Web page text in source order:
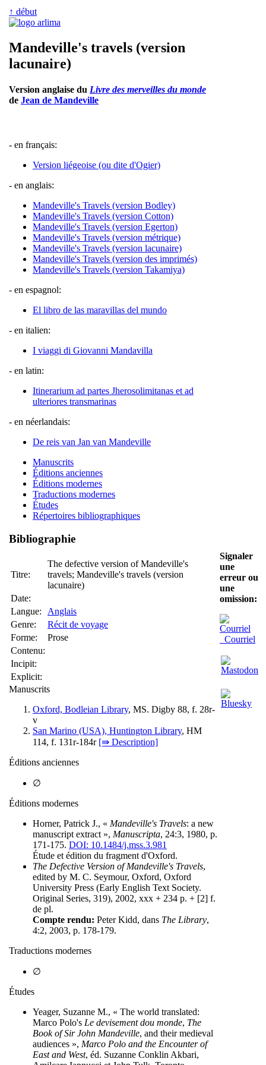
↑ début
Mandeville's travels (version
lacunaire)
Version anglaise du Livre des merveilles du monde
de Jean de Mandeville
- en français:
Version liégeoise (ou dite d'Ogier)
- en anglais:
Mandeville's Travels (version Bodley)
Mandeville's Travels (version Cotton)
Mandeville's Travels (version Egerton)
Mandeville's Travels (version métrique)
Mandeville's Travels (version lacunaire)
Mandeville's Travels (version des imprimés)
Mandeville's Travels (version Takamiya)
- en espagnol:
El libro de las maravillas del mundo
- en italien:
I viaggi di Giovanni Mandavilla
- en latin:
Itinerarium ad partes Jherosolimitanas et ad
ulteriores transmarinas
- en néerlandais:
De reis van Jan van Mandeville
Manuscrits
Éditions anciennes
Éditions modernes
Traductions modernes
Études
Répertoires bibliographiques
Bibliographie
Titre:
The defective version of Mandeville's
travels; Mandeville's travels (version
lacunaire)
Date:
Langue:
Anglais
Genre:
Récit de voyage
Forme:
Prose
Contenu:
Incipit:
Explicit:
Manuscrits
Oxford, Bodleian Library, MS. Digby 88, f. 28r-
v
San Marino (USA), Huntington Library, HM
114, f. 131r-184r [⇛ Description]
Éditions anciennes
∅
Éditions modernes
Horner, Patrick J., « Mandeville's Travels: a new
manuscript extract », Manuscripta, 24:3, 1980, p.
171-175. DOI: 10.1484/j.mss.3.981
Étude et édition du fragment d'Oxford.
The Defective Version of Mandeville's Travels,
edited by M. C. Seymour, Oxford, Oxford
University Press (Early English Text Society.
Original Series, 319), 2002, xxx + 234 p. + [2] f.
de pl.
Compte rendu: Peter Kidd, dans The Library,
4:2, 2003, p. 178-179.
Traductions modernes
∅
Études
Yeager, Suzanne M., « The world translated:
Marco Polo's Le devisement dou monde, The
Book of Sir John Mandeville, and their medieval
audiences », Marco Polo and the Encounter of
East and West, éd. Suzanne Conklin Akbari,
Signaler
une
erreur ou
une
omission:
Courriel